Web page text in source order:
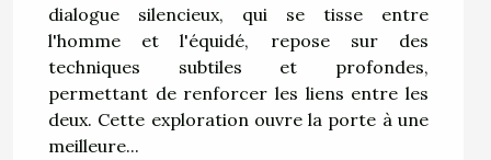
dialogue silencieux, qui se tisse entre
l'homme et l'équidé, repose sur des
techniques subtiles et profondes,
permettant de renforcer les liens entre les
deux. Cette exploration ouvre la porte à une
meilleure...